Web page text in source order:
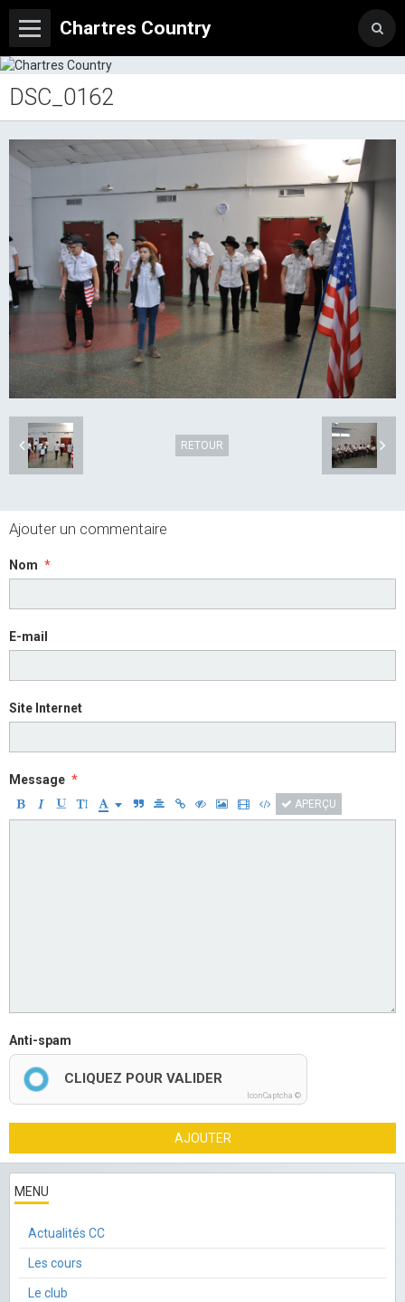
Chartres Country
DSC_0162
RETOUR
Ajouter un commentaire
Nom
E-mail
Site Internet
Message
APERÇU
Anti-spam
CLIQUEZ POUR VALIDER
IconCaptcha ©
AJOUTER
MENU
Actualités CC
Les cours
Le club